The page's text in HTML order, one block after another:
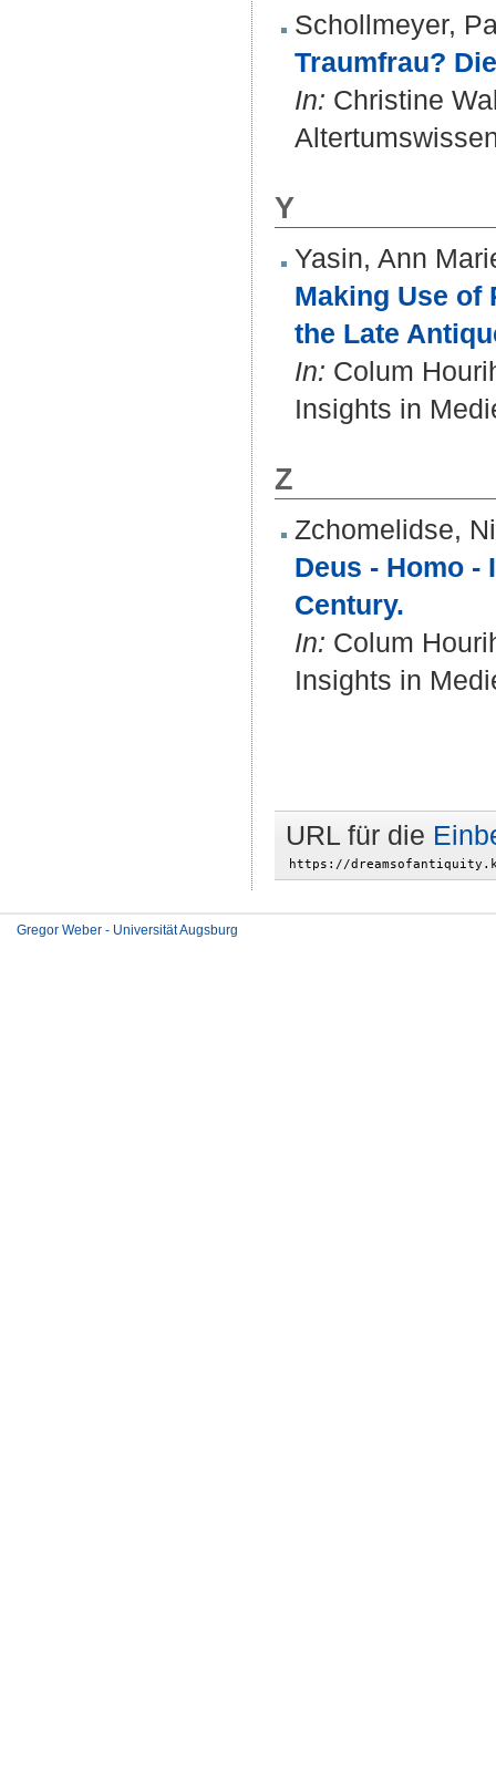
Schollmeyer,
Traumfrau?
In: Christine
Y
Yasin, Ann
Making Use of
the Late
In: Colum
Insights in
Z
Zchomelidse,
Deus - Homo -
Century.
In: Colum
Insights in
URL für die
Gregor Weber - Universität Augsburg